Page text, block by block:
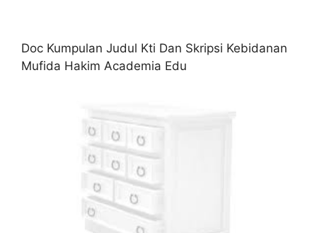
Doc Kumpulan Judul Kti Dan Skripsi Kebidanan
Mufida Hakim Academia Edu